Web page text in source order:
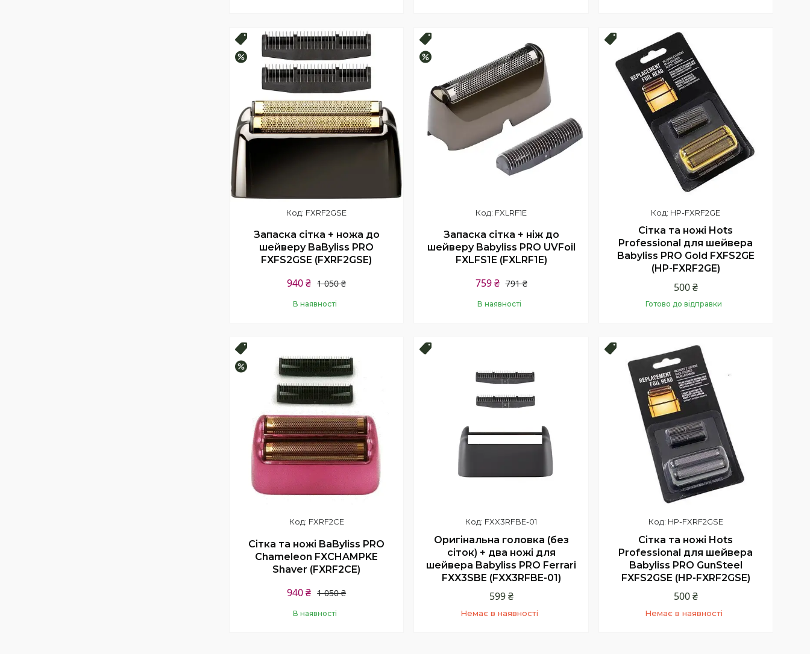
Купити Купити
Топ продаж
–10%
FXRF2GSE
Запаска сітка + ножа до
шейверу BaByliss PRO
FXFS2GSE (FXRF2GSE)
1 050 ₴
940 ₴
В наявності
FXLRF1E
Запаска сітка + ніж до
шейверу Babyliss PRO UVFoil
FXLFS1E (FXLRF1E)
791 ₴
759 ₴
В наявності
Топ продаж
HP-FXRF2GE
Сітка та ножі Hots
Professional для шейвера
Babyliss PRO Gold FXFS2GE
(HP-FXRF2GE)
500 ₴
Готово до відправки
FXRF2CE
Сітка та ножі BaByliss PRO
Chameleon FXCHAMPKE
Shaver (FXRF2CE)
1 050 ₴
940 ₴
В наявності
FXX3RFBE-01
Оригінальна головка (без
сіток) + два ножі для
шейвера Babyliss PRO Ferrari
FXX3SBE (FXX3RFBE-01)
599 ₴
Немає в наявності
HP-FXRF2GSE
Сітка та ножі Hots
Professional для шейвера
Babyliss PRO GunSteel
FXFS2GSE (HP-FXRF2GSE)
500 ₴
Немає в наявності